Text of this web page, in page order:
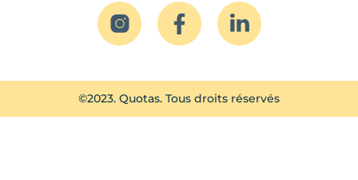
©2023. Quotas. Tous droits réservés